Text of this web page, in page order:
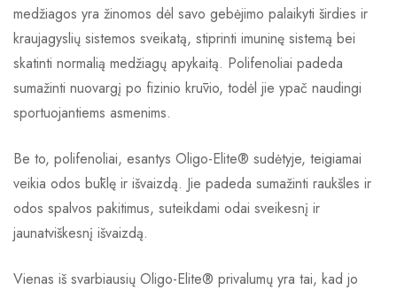
medžiagos yra žinomos dėl savo gebėjimo palaikyti širdies ir
kraujagyslių sistemos sveikatą, stiprinti imuninę sistemą bei
skatinti normalią medžiagų apykaitą. Polifenoliai padeda
sumažinti nuovargį po fizinio krūvio, todėl jie ypač naudingi
sportuojantiems asmenims.
Be to, polifenoliai, esantys Oligo-Elite® sudėtyje, teigiamai
veikia odos būklę ir išvaizdą. Jie padeda sumažinti raukšles ir
odos spalvos pakitimus, suteikdami odai sveikesnį ir
jaunatviškesnį išvaizdą.
Vienas iš svarbiausių Oligo-Elite® privalumų yra tai, kad jo